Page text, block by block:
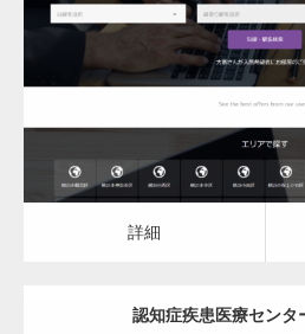
認知症疾患医療セ
詳細 検索サイト
詳細
認知症疾患医療センタ